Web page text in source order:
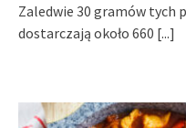
Zaledwie 30 gramów tych
dostarczają około 660 [...]